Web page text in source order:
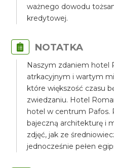
ważnego dowodu
kredytowej.
NOTATKA
Naszym zdaniem hotel
atrkacyjnym i wartym
które większość czasu
zwiedzaniu. Hotel
hotel w centrum Pafos.
bajeczną architekturę i
zdjęć, jak ze
jednocześnie pełen